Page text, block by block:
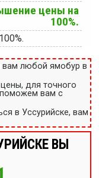
цены на
100%.
любой ямобур в
для точного
поможем вам с
в Уссурийске, вам
ВЫ